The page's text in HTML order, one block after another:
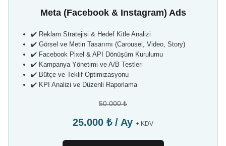
Meta (Facebook & Instagram) Ads
✔️ Reklam Stratejisi & Hedef Kitle Analizi
✔️ Görsel ve Metin Tasarımı (Carousel, Video, Story)
✔️ Facebook Pixel & API Dönüşüm Kurulumu
✔️ Kampanya Yönetimi ve A/B Testleri
✔️ Bütçe ve Teklif Optimizasyonu
✔️ KPI Analizi ve Düzenli Raporlama
50.000 ₺
25.000 ₺ / Ay + KDV